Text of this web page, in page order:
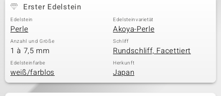
Erster Edelstein
Edelstein
Perle
Edelsteinvarietät
Akoya-Perle
Anzahl und Größe
1 à 7,5 mm
Schliff
Rundschliff, Facettiert
Edelsteinfarbe
weiß/farblos
Herkunft
Japan